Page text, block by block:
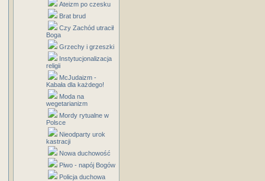
Ateizm po czesku
Brat brud
Czy Zachód utracił
Boga
Grzechy i grzeszki
Instytucjonalizacja
religii
McJudaizm -
Kabała dla każdego!
Moda na
wegetarianizm
Mordy rytualne w
Polsce
Nieodparty urok
kastracji
Nowa duchowość
Piwo - napój Bogów
Policja duchowa